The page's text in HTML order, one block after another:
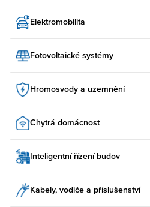
Elektromobilita
Fotovoltaické systémy
Hromosvody a uzemnění
Chytrá domácnost
Inteligentní řízení budov
Kabely, vodiče a příslušenství